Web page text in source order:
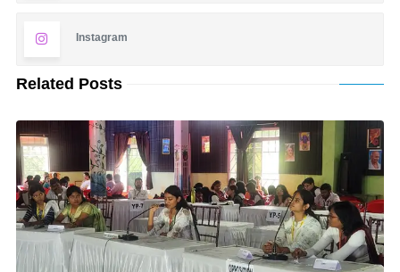
Instagram
Related Posts